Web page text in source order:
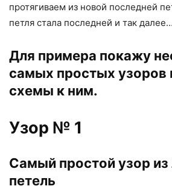
протягиваем из новой последней
петля стала последней и так далее…
Для примера покажу
самых простых узоров
схемы к ним.
Узор № 1
Самый простой узор
петель